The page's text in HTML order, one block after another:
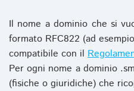
Il nome a dominio che si
formato RFC822 (ad
compatibile con il
Per ogni nome a dominio
(fisiche o giuridiche) che